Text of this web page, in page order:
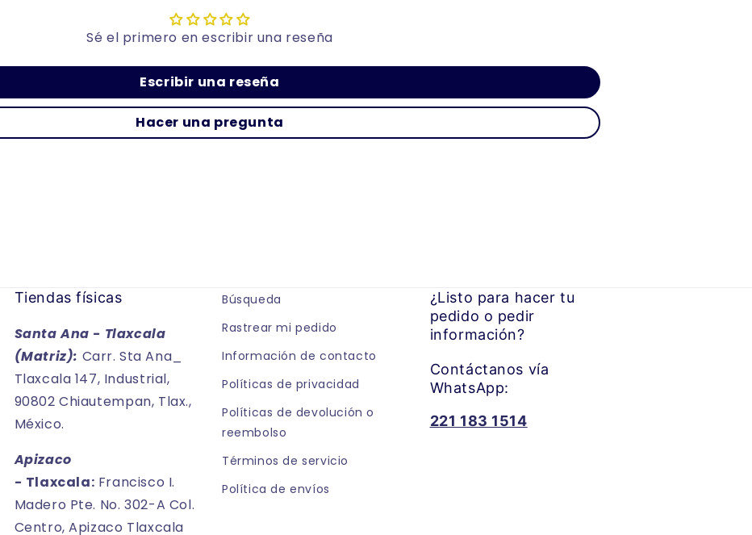
Sé el primero en escribir una reseña
Escribir una reseña
Hacer una pregunta
Tiendas físicas
Santa Ana - Tlaxcala
(Matriz): Carr. Sta Ana_
Tlaxcala 147, Industrial,
90802 Chiautempan, Tlax.,
México.
Apizaco
- Tlaxcala: Francisco I.
Madero Pte. No. 302-A Col.
Centro, Apizaco Tlaxcala
Búsqueda
Rastrear mi pedido
Información de contacto
Políticas de privacidad
Políticas de devolución o
reembolso
Términos de servicio
Política de envíos
¿Listo para hacer tu
pedido o pedir
información?
Contáctanos vía
WhatsApp:
221 183 1514